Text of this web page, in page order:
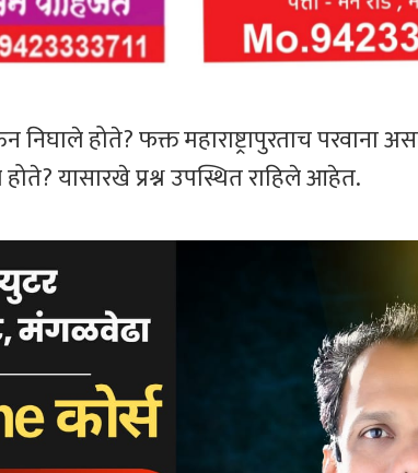
निघाले होते? फक्त महाराष्ट्रापुरताच परवाना
यासारखे प्रश्न उपस्थित राहिले आहेत.